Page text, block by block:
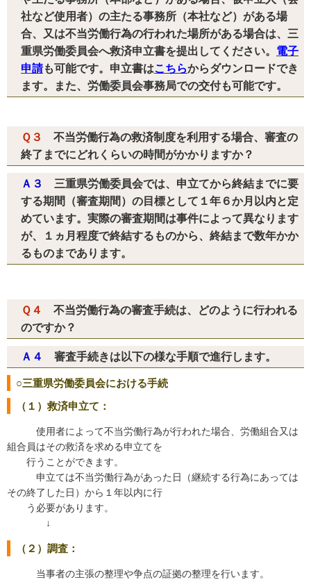
社など使用者）の主たる事務所（本社など）がある場
合、又は不当労働行為の行われた場所がある場合は、三
重県労働委員会へ救済申立書を提出してください。 電子
申請も可能です。申立書はこちらからダウンロードでき
ます。また、労働委員会事務局での交付も可能です。
Ｑ３
不当労働行為の救済制度を利用する場合、審査の
終了までにどれくらいの時間がかかりますか？
Ａ３
三重県労働委員会では、申立てから終結までに要
する期間（審査期間）の目標として１年６か月以内と定
めています。実際の審査期間は事件によって異なります
が、１ヵ月程度で終結するものから、終結まで数年かか
るものまであります。
Ｑ４
不当労働行為の審査手続は、どのように行われる
のですか？
Ａ４ 審査手続きは以下の様な手順で進行します。
○三重県労働委員会における手続
（１）救済申立て：
使用者によって不当労働行為が行われた場合、労働組合又は
組合員はその救済を求める申立てを
行うことができます。
申立ては不当労働行為があった日（継続する行為にあっては
その終了した日）から１年以内に行
う必要があります。
↓
（２）調査：
当事者の主張の整理や争点の証拠の整理を行います。